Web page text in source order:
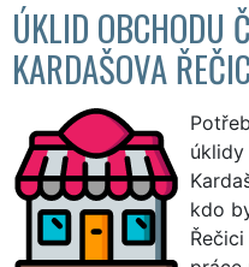
ÚKLID OBCHODU
KARDAŠOVA
kdo